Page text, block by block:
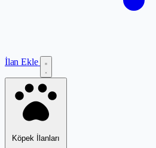
İlan Ekle
Köpek İlanları